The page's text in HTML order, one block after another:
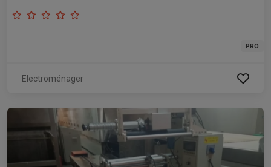
PRO
Electroménager